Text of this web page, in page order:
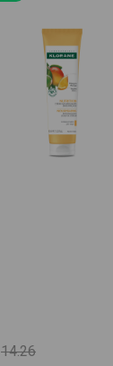
14.26